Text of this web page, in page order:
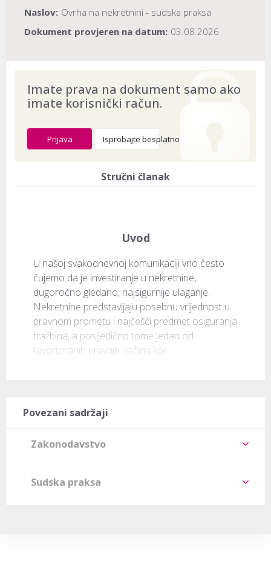
Naslov: Ovrha na nekretnini - sudska praksa
Dokument provjeren na datum: 03.08.2026
Imate prava na dokument samo ako
imate korisnički račun.
Prijava Isprobajte besplatno
Stručni članak
Uvod
U našoj svakodnevnoj komunikaciji vrlo često
čujemo da je investiranje u nekretnine,
dugoročno gledano, najsigurnije ulaganje.
Nekretnine predstavljaju posebnu vrijednost u
pravnom prometu i najčešći predmet osiguranja
tražbina, a posljedično tome jedan od
favoriziranih pravnih načina koji
Povezani sadržaji
Zakonodavstvo
Sudska praksa